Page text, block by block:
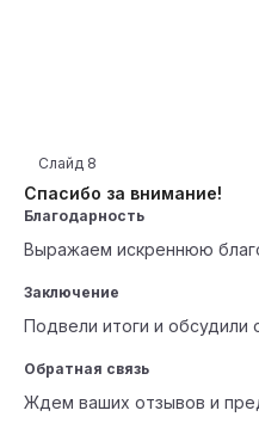
Спасибо за внимание!
Слайд 8
Благодарность
Выражаем искреннюю
Заключение
Подвели итоги и обсудили
Обратная связь
Ждем ваших отзывов и